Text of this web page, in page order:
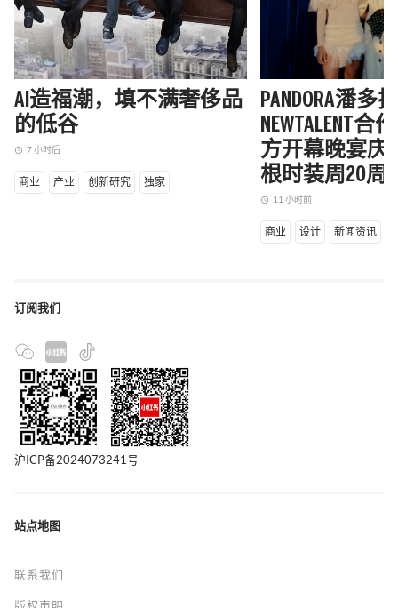
AI造福潮，填不满奢侈品
的低谷
access_time 7 小时后
商业 产业 创新研究 独家
PANDORA潘多
NEWTALENT合
方开幕晚宴庆
根时装周20周
access_time 11 小时前
商业 设计 新闻资讯
订阅我们
沪ICP备2024073241号
站点地图
联系我们